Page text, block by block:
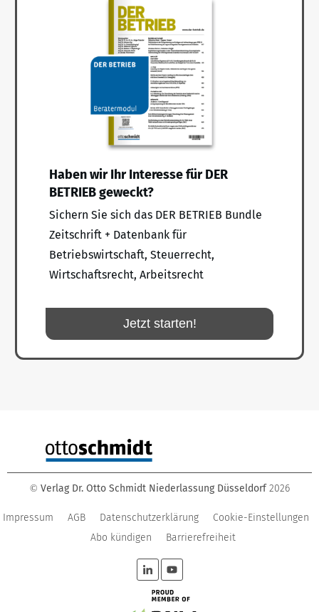
Haben wir Ihr Interesse für DER
BETRIEB geweckt?
Sichern Sie sich das DER BETRIEB Bundle
Zeitschrift + Datenbank für
Betriebswirtschaft, Steuerrecht,
Wirtschaftsrecht, Arbeitsrecht
Jetzt starten!
© Verlag Dr. Otto Schmidt Niederlassung Düsseldorf 2026
Impressum AGB Datenschutzerklärung
Cookie-Einstellungen
Abo kündigen
Barrierefreiheit